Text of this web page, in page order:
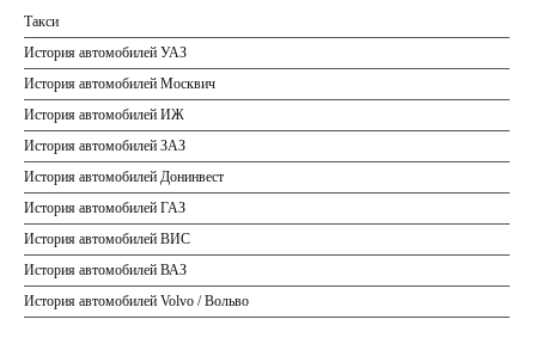
Такси
История автомобилей УАЗ
История автомобилей Москвич
История автомобилей ИЖ
История автомобилей ЗАЗ
История автомобилей Донинвест
История автомобилей ГАЗ
История автомобилей ВИС
История автомобилей ВАЗ
История автомобилей Volvo / Вольво